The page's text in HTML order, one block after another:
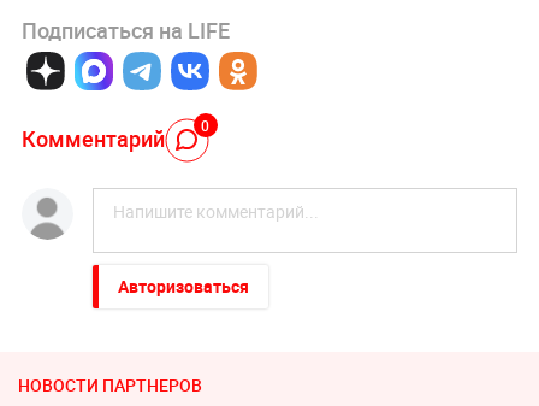
Подписаться на LIFE
Комментарий 0
Авторизоваться
НОВОСТИ ПАРТНЕРОВ